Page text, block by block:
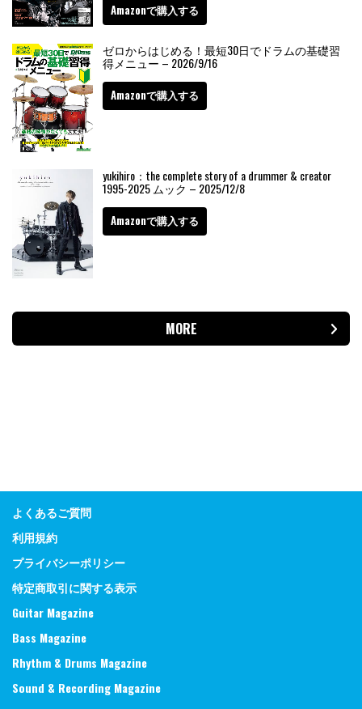
Amazonで購入する
ゼロからはじめる！最短30日でドラムの基礎習
得メニュー – 2026/9/16
Amazonで購入する
yukihiro：the complete story of a drummer & creator
1995-2025 ムック – 2025/12/8
Amazonで購入する
MORE
よくあるご質問
利用規約
プライバシーポリシー
特定商取引に関する表示
Guitar Magazine
Bass Magazine
Rhythm & Drums Magazine
Sound & Recording Magazine